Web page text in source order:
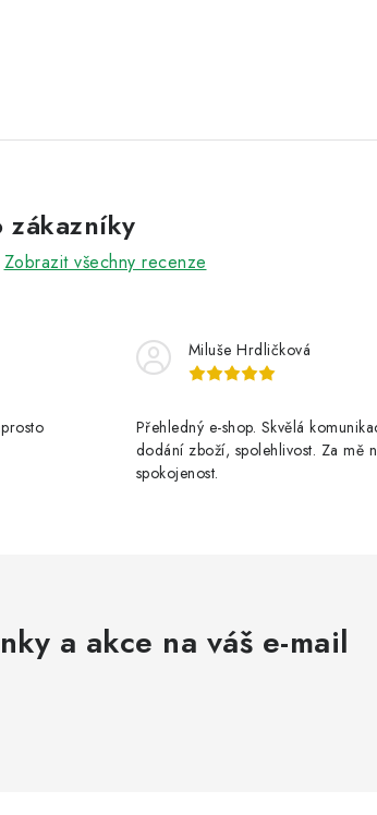
zákazníky
Zobrazit všechny recenze
Miluše Hrdličková
Přehledný e-shop. Skvělá
dodání zboží, spolehlivost. Za mě
spokojenost.
a akce na váš e-mail